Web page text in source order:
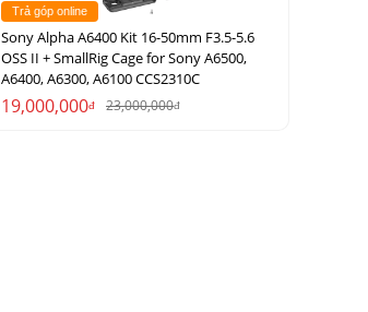
Trả góp online
Sony Alpha A6400 Kit 16-50mm F3.5-5.6
OSS II + SmallRig Cage for Sony A6500,
A6400, A6300, A6100 CCS2310C
19,000,000đ 23,000,000đ